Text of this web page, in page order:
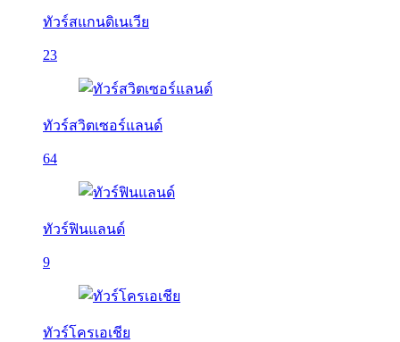
ทัวร์สแกนดิเนเวีย
23
ทัวร์สวิตเซอร์แลนด์
64
ทัวร์ฟินแลนด์
9
ทัวร์โครเอเชีย